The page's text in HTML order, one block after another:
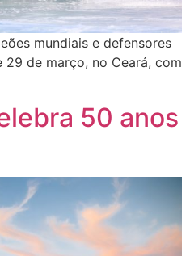
mundiais e defensores
de março, no Ceará, com
50 anos